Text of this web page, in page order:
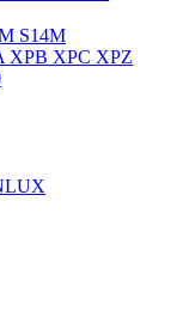
S14M
XPB XPC XPZ